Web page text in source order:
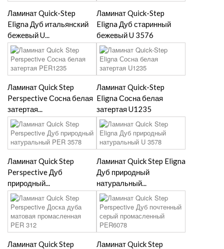
Ламинат Quick-Step
Eligna Дуб итальянский
бежевый U...
Ламинат Quick-Step
Eligna Дуб старинный
бежевый U 3576
Ламинат Quick Step
Perspective Сосна белая
затертая...
Ламинат Quick-Step
Eligna Сосна белая
затертая U1235
Ламинат Quick Step
Perspective Дуб
природный...
Ламинат Quick Step Eligna
Дуб природный
натуральный...
Ламинат Quick Step
Ламинат Quick Step